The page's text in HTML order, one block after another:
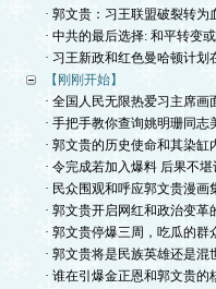
· 郭文贵：习王联盟破裂转为
· 中共的最后选择: 和平转变
· 习王新政和红色曼哈顿计划
【刚刚开始】
· 全国人民无限热爱习主席画
· 手把手教你查询姚明珊同志
· 郭文贵的历史使命和其染缸
· 令完成若加入爆料 后果不堪
· 民众围观和呼应郭文贵漫画
· 郭文贵开启网红和政治变革
· 郭文贵停爆三周，吃瓜的群
· 郭文贵将是民族英雄还是混
· 谁在引爆金正恩和郭文贵的